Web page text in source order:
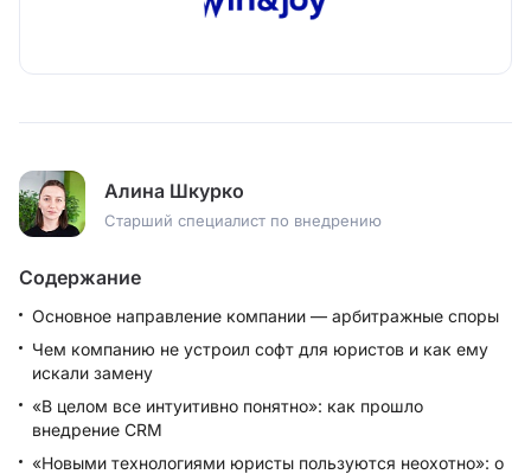
Алина Шкурко
Старший специалист по внедрению
Содержание
Основное направление компании — арбитражные споры
Чем компанию не устроил софт для юристов и как ему
искали замену
«В целом все интуитивно понятно»: как прошло
внедрение CRM
«Новыми технологиями юристы пользуются неохотно»: о